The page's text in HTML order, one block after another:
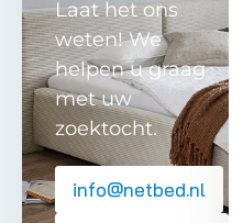
Laat het ons
weten! We
helpen u graag
met uw
zoektocht.
info@netbed.nl